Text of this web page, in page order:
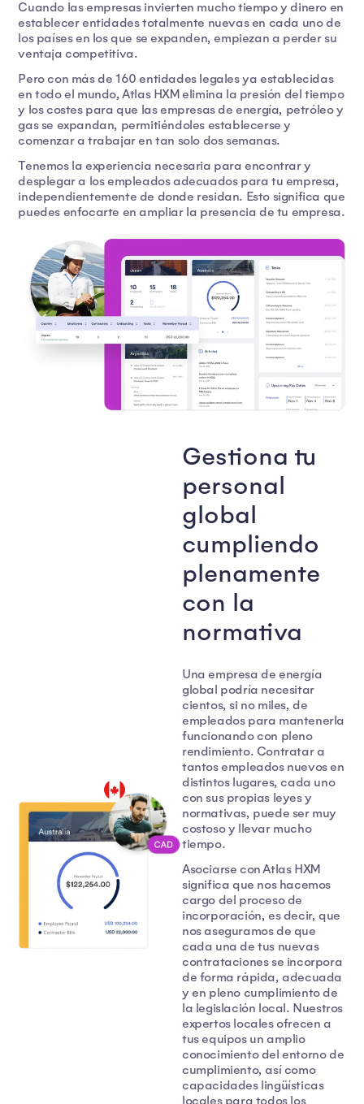
Cuando las empresas invierten mucho tiempo y dinero en
establecer entidades totalmente nuevas en cada uno de
los países en los que se expanden, empiezan a perder su
ventaja competitiva.
Pero con más de 160 entidades legales ya establecidas
en todo el mundo, Atlas HXM elimina la presión del tiempo
y los costes para que las empresas de energía, petróleo y
gas se expandan, permitiéndoles establecerse y
comenzar a trabajar en tan solo dos semanas.
Tenemos la experiencia necesaria para encontrar y
desplegar a los empleados adecuados para tu empresa,
independientemente de donde residan. Esto significa que
puedes enfocarte en ampliar la presencia de tu empresa.
Gestiona tu
personal
global
cumpliendo
plenamente
con la
normativa
Una empresa de energía
global podría necesitar
cientos, si no miles, de
empleados para mantenerla
funcionando con pleno
rendimiento. Contratar a
tantos empleados nuevos en
distintos lugares, cada uno
con sus propias leyes y
normativas, puede ser muy
costoso y llevar mucho
tiempo.
Asociarse con Atlas HXM
significa que nos hacemos
cargo del proceso de
incorporación, es decir, que
nos aseguramos de que
cada una de tus nuevas
contrataciones se incorpora
de forma rápida, adecuada
y en pleno cumplimiento de
la legislación local. Nuestros
expertos locales ofrecen a
tus equipos un amplio
conocimiento del entorno de
cumplimiento, así como
capacidades lingüísticas
locales para todos los